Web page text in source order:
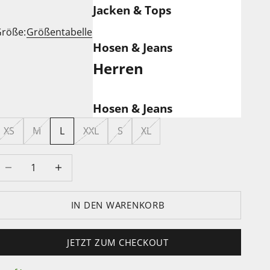
Größentabelle
Jacken & Tops
Hosen & Jeans
Herren
Hosen & Jeans
XS M L XXL S XL
verringernAnzahl erhöhen
IN DEN WARENKORB
JETZT ZUM CHECKOUT